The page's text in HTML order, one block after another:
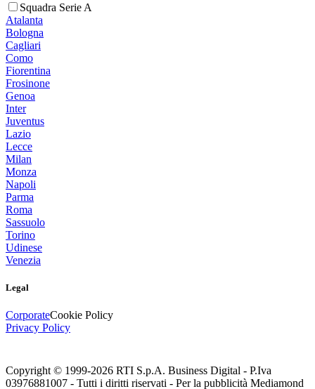
Squadra Serie A
Atalanta
Bologna
Cagliari
Como
Fiorentina
Frosinone
Genoa
Inter
Juventus
Lazio
Lecce
Milan
Monza
Napoli
Parma
Roma
Sassuolo
Torino
Udinese
Venezia
Legal
CorporateCookie Policy
Privacy Policy
Copyright © 1999-2026 RTI S.p.A. Business Digital - P.Iva
03976881007 - Tutti i diritti riservati - Per la pubblicità Mediamond